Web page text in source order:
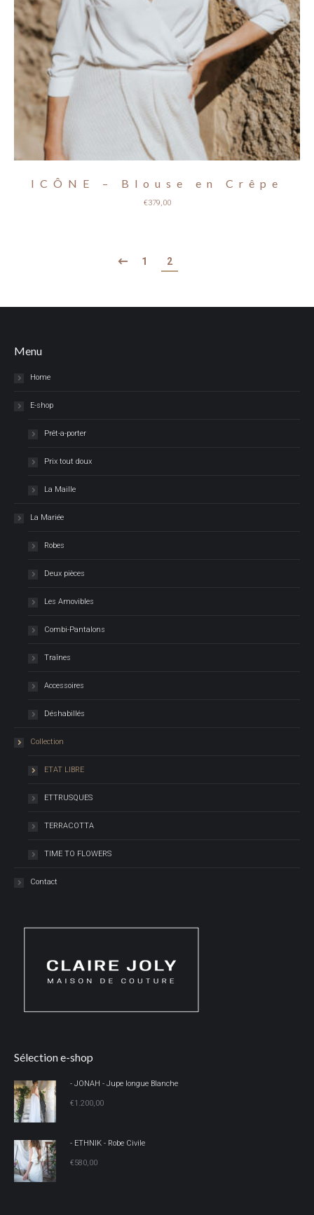
ICÔNE – Blouse en Crêpe
€379,00
1 2
Menu
Home
E-shop
Prêt-a-porter
Prix tout doux
La Maille
La Mariée
Robes
Deux pièces
Les Amovibles
Combi-Pantalons
Traînes
Accessoires
Déshabillés
Collection
ETAT LIBRE
ETTRUSQUES
TERRACOTTA
TIME TO FLOWERS
Contact
Sélection e-shop
- JONAH - Jupe longue Blanche
€1.200,00
- ETHNIK - Robe Civile
€580,00